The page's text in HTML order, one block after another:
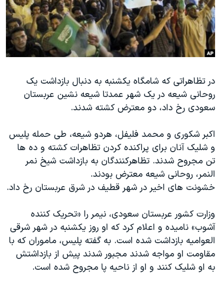
فرهنگ و زندگی
حقوق شهروندی
اقتصادی
اسرائیل در جنگ
گالری عکس
آرشیو پخش زنده
مستندها
انتخابات ریاست جمهوری آمریکا ۲۰۲۴
حمله جمهوری اسلامی به اسرائیل
ورزش زنان در ایران
اعتراضات زن، زندگی، آزادی
مجموعه مستندهای دادخواهی
تریبونال مردمی آبان ۹۸
دادگاه حمید نوری
چهل سال گروگان‌گیری
قانون شفافیت دارائی کادر رهبری ایران
اسرائیل در جنگ
نرگس محمدی برنده جایزه نوبل صلح
همایش محافظه‌کاران آمریکا «سی‌پک»
دنبال کنید
زبانهای مختلف
در تظاهراتی که شامگاه یکشنبه به دنبال بازداشت یک
روحانی شیعه در یک شهر عمدتا شیعه نشین عربستان
سعودی رخ داد، دو معترض کشته شدند.
اکبر شکوری و محمد فلیفل، هردو شیعه، طی حمله پلیس
و شلیک آنان برای پراکنده کردن تظاهرات کشته و ده ها
تن مجروح شدند. تظاهرکنندگان به بازداشت شیخ نمر
النمر، روحانی شیعه معترض بودند.
خشونت های اخیر در شهر قطیف در شرق عربستان رخ داد.
وزارت کشور عربستان سعودی، نیمر را «تحریک کننده
آشوب» نامیده و اعلام کرد که او روز یکشنبه در شهر شرقی
العوامیه بازداشت شده است. به گفته پلیس، ماموران که با
مقاومت او مواجه شدند مجبور شدند پیش از بازداشتش
به او شلیک کنند و او از ناحیه پا مجروح شده است.